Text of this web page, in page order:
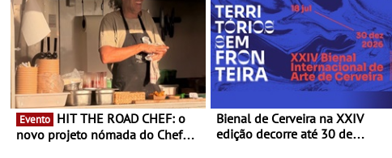
Evento
novo projeto nómada do Chef
Bienal de Cerveira na XXIV
edição decorre até 30 de